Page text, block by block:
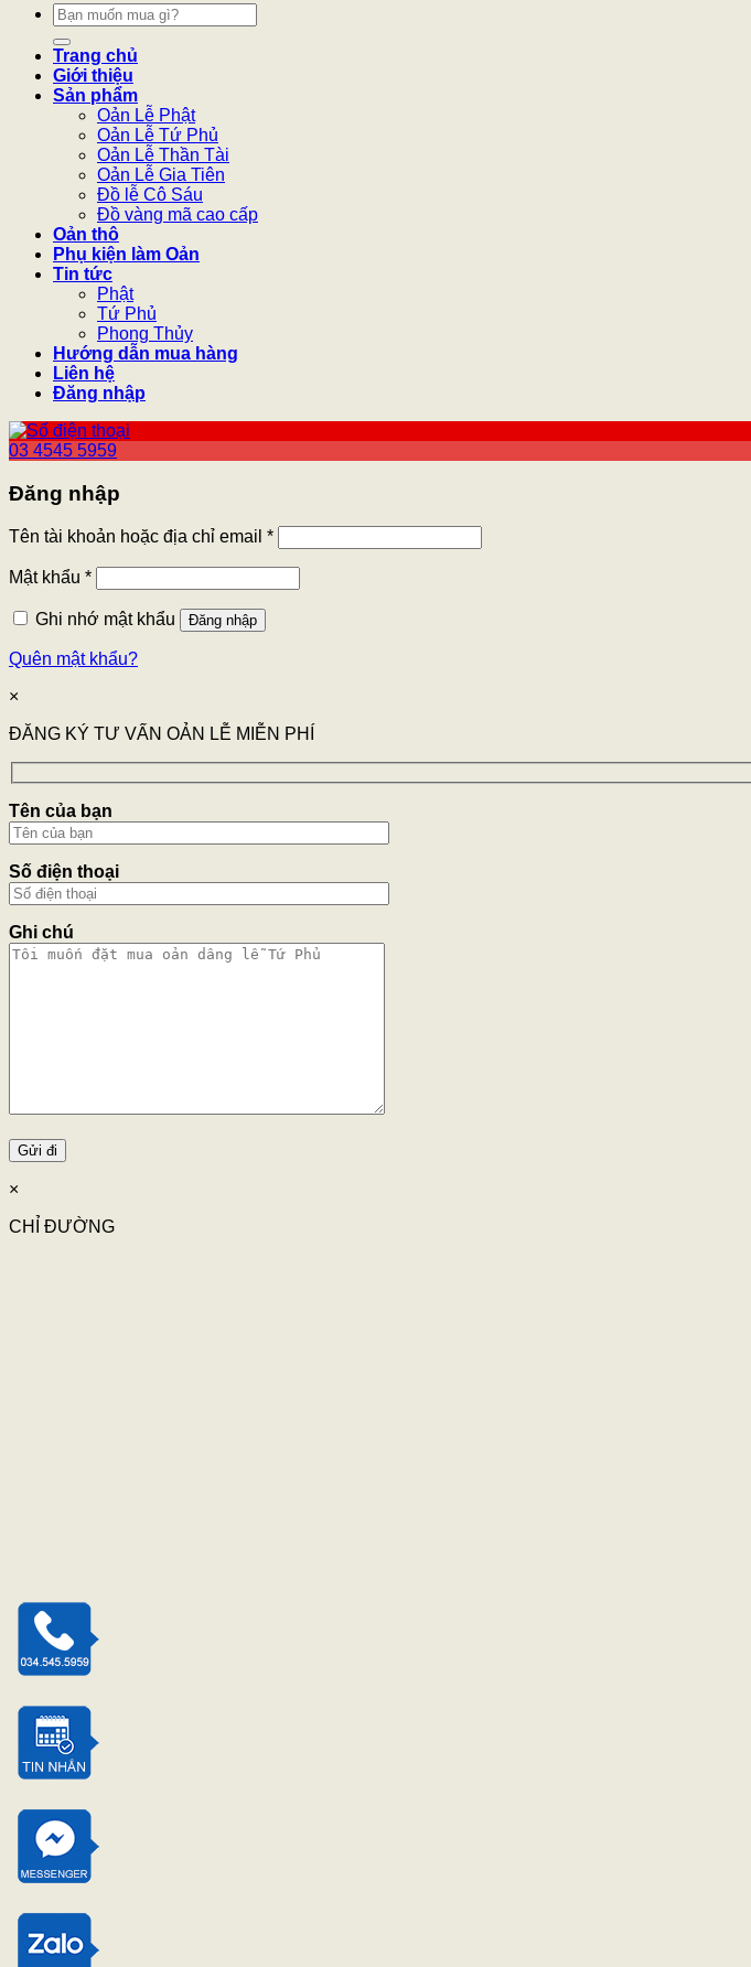
Tìm
kiếm:
Trang chủ
Giới thiệu
Sản phẩm
Oản Lễ Phật
Oản Lễ Tứ Phủ
Oản Lễ Thần Tài
Oản Lễ Gia Tiên
Đồ lễ Cô Sáu
Đồ vàng mã cao cấp
Oản thô
Phụ kiện làm Oản
Tin tức
Phật
Tứ Phủ
Phong Thủy
Hướng dẫn mua hàng
Liên hệ
Đăng nhập
03 4545 5959
Đăng nhập
Tên tài khoản hoặc địa chỉ email *
Mật khẩu *
Ghi nhớ mật khẩu Đăng nhập
Quên mật khẩu?
×
ĐĂNG KÝ TƯ VẤN OẢN LỄ MIỄN PHÍ
Tên của bạn
Số điện thoại
Ghi chú
×
CHỈ ĐƯỜNG